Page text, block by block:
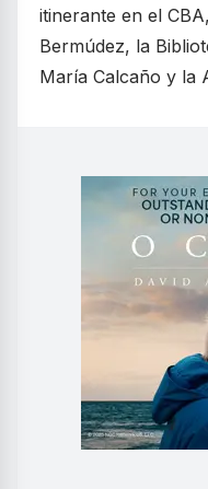
itinerante en el
Bermúdez, la
María Calcaño y la